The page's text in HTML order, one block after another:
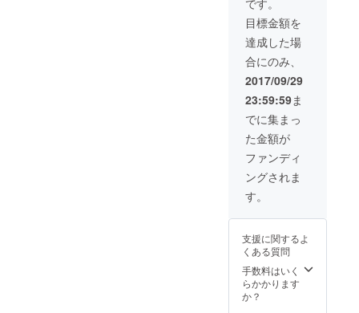
地を望
み、自
然景観
や歴史
的雰囲
化にふ
れなが
ら体力
に応じ
て、散
歩・縦
走がで
イルを
体験
し、自
然の中
で一緒
に瞑想
セット
◎ feel-
the-
ZENオ
リジナ
ルス
テッ
カー
です。
目標金額を
達成した場
合にのみ、
2017/09/29
23:59:59ま
でに集まっ
た金額が
ファンディ
ングされま
す。
支援に関するよ
くある質問
手数料はいく
らかかります
か？